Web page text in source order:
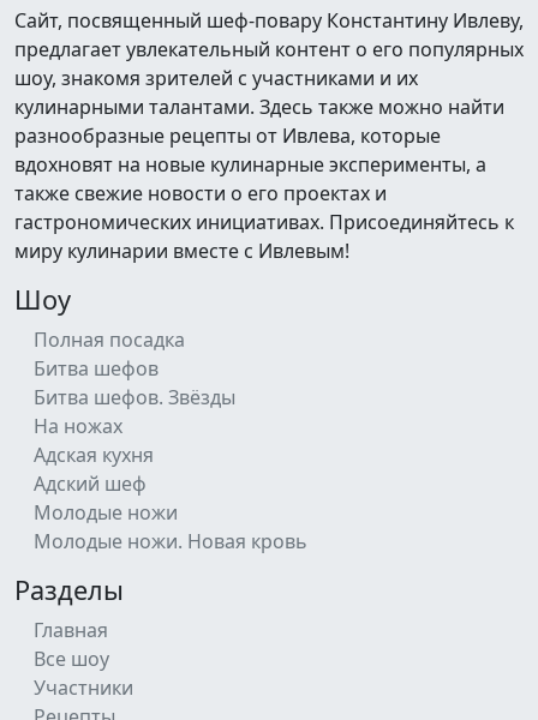
Сайт, посвященный шеф-повару Константину Ивлеву,
предлагает увлекательный контент о его популярных
шоу, знакомя зрителей с участниками и их
кулинарными талантами. Здесь также можно найти
разнообразные рецепты от Ивлева, которые
вдохновят на новые кулинарные эксперименты, а
также свежие новости о его проектах и
гастрономических инициативах. Присоединяйтесь к
миру кулинарии вместе с Ивлевым!
Шоу
Полная посадка
Битва шефов
Битва шефов. Звёзды
На ножах
Адская кухня
Адский шеф
Молодые ножи
Молодые ножи. Новая кровь
Разделы
Главная
Все шоу
Участники